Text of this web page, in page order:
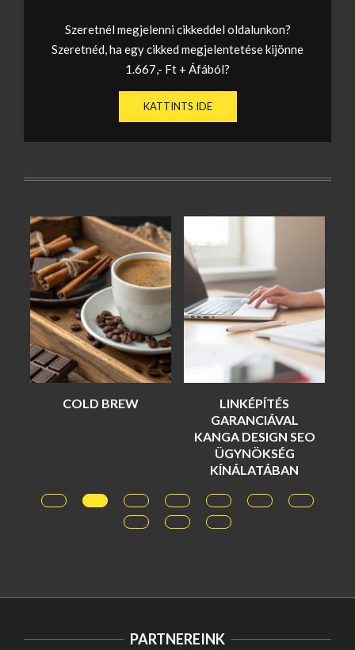
Szeretnél megjelenni cikkeddel oldalunkon?
Szeretnéd, ha egy cikked megjelentetése kijönne
1.667,- Ft + Áfából?
KATTINTS IDE
COLD BREW
LINKÉPÍTÉS
GARANCIÁVAL
KANGA DESIGN SEO
ÜGYNÖKSÉG
KÍNÁLATÁBAN
PARTNEREINK